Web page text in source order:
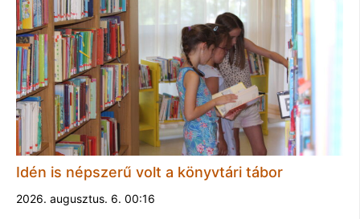
Idén is népszerű volt a könyvtári tábor
2026. augusztus. 6. 00:16